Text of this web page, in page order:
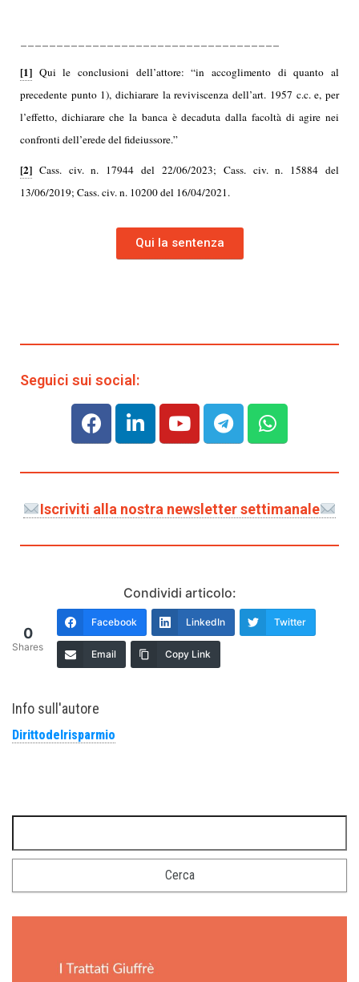
[1] Qui le conclusioni dell’attore: “in accoglimento di quanto al
precedente punto 1), dichiarare la reviviscenza dell’art. 1957 c.c. e, per
l’effetto, dichiarare che la banca è decaduta dalla facoltà di agire nei
confronti dell’erede del fideiussore.”
[2] Cass. civ. n. 17944 del 22/06/2023; Cass. civ. n. 15884 del
13/06/2019; Cass. civ. n. 10200 del 16/04/2021.
Qui la sentenza
Seguici sui social:
Iscriviti alla nostra newsletter settimanale
Condividi articolo:
0
Shares
Facebook LinkedIn Twitter
Email Copy Link
Info sull'autore
Dirittodelrisparmio